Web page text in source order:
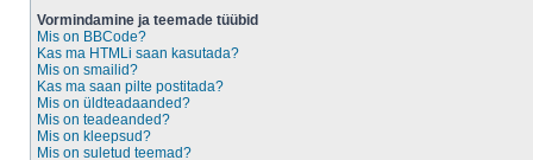
Vormindamine ja teemade tüübid
Mis on BBCode?
Kas ma HTMLi saan kasutada?
Mis on smailid?
Kas ma saan pilte postitada?
Mis on üldteadaanded?
Mis on teadeanded?
Mis on kleepsud?
Mis on suletud teemad?